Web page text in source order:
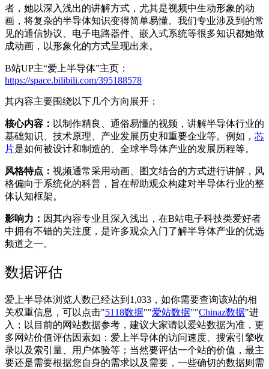
者，她以深入浅出的讲解方式，尤其是视频中生动形象的动
画，将复杂的半导体知识变得简单易懂。我们专业涉及到的常
见的通信协议、电子电路器件、嵌入式系统等很多知识都她做
成动画，以形象化的方式呈现出来。
B站UP主“爱上半导体”主页：
https://space.bilibili.com/395188578
其内容主要围绕以下几个方向展开：
核心内容： 以制作精良、通俗易懂的视频，讲解半导体行业的
基础知识、技术原理、产业发展历史和重要企业等。例如， 芯
片是如何被设计和制造的、全球半导体产业的发展历程等。
风格特点： 视频通常采用动画、图文结合的方式进行讲解，风
格偏向于系统化的科普，旨在帮助观众构建对半导体行业的整
体认知框架。
影响力： 因其内容专业且深入浅出，在B站电子科技类爱好者
中拥有不错的关注度，是许多观众入门了解半导体产业的优选
频道之一。
数据评估
爱上半导体浏览人数已经达到1,033，如你需要查询该站的相
关权重信息，可以点击"5118数据""爱站数据""Chinaz数据"进
入；以目前的网站数据参考，建议大家请以爱站数据为准，更
多网站价值评估因素如：爱上半导体的访问速度、搜索引擎收
录以及索引量、用户体验等；当然要评估一个站的价值，最主
要还是需要根据您自身的需求以及需要，一些确切的数据则需